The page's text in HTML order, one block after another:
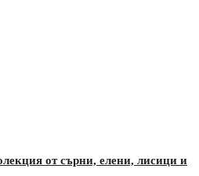
от сърни, елени, лисици и